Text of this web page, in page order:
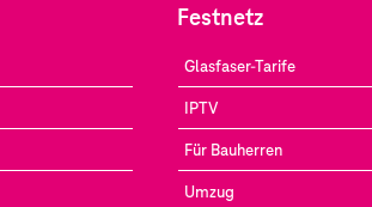
Festnetz
Glasfaser-Tarife
IPTV
Für Bauherren
Umzug